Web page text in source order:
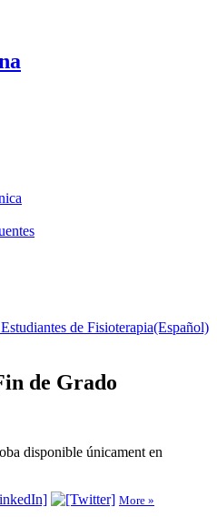
de Fisioterapia(Español)
de Grado
disponible únicament en
More »